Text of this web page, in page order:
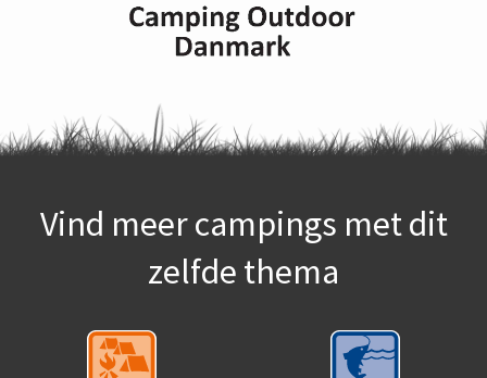
Vind meer campings met dit
zelfde thema